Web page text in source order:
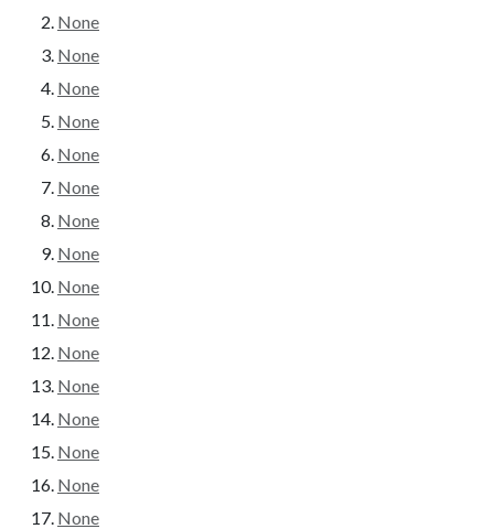
None
None
None
None
None
None
None
None
None
None
None
None
None
None
None
None